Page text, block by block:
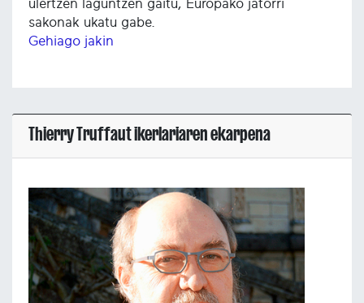
ulertzen laguntzen gaitu, Europako jatorri
sakonak ukatu gabe.
Gehiago jakin
Thierry Truffaut ikerlariaren ekarpena